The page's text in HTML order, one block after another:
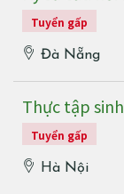
Tuyển gấp
Đà Nẵng
Thực tập
Tuyển gấp
Hà Nội